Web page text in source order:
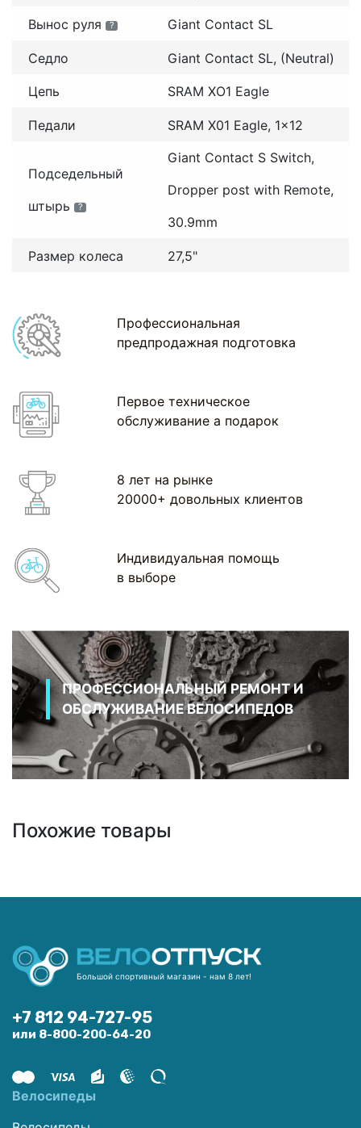
Вынос руля ? Giant Contact SL
Седло Giant Contact SL, (Neutral)
Цепь SRAM XO1 Eagle
Педали SRAM X01 Eagle, 1x12
Подседельный
штырь
?
Giant Contact S Switch,
Dropper post with Remote,
30.9mm
Размер колеса 27,5"
Профессиональная
предпродажная подготовка
Первое техническое
обслуживание а подарок
8 лет на рынке
20000+ довольных клиентов
Индивидуальная помощь
в выборе
ПРОФЕССИОНАЛЬНЫЙ РЕМОНТ И
ОБСЛУЖИВАНИЕ ВЕЛОСИПЕДОВ
Похожие товары
Большой спортивный магазин - нам 8 лет!
+7 812 94-727-95
или 8-800-200-64-20
Велосипеды